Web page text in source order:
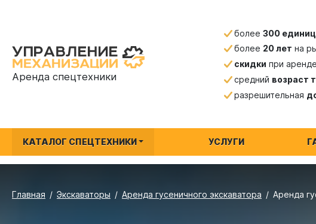
Аренда спецтехники
более 300 единиц
более 20 лет на
скидки при
средний возраст
разрешительная
КАТАЛОГ СПЕЦТЕХНИКИ УСЛУГИ
Главная Экскаваторы Аренда гусеничного экскаватора Аренда